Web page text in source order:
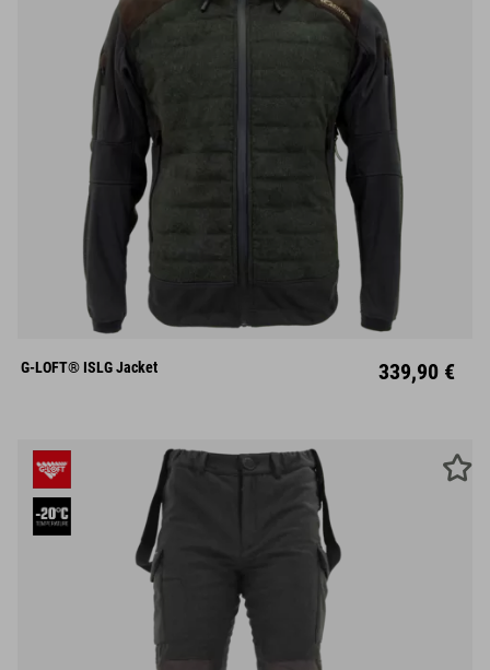
S
G-LOFT® ISLG Jacket 339,90 €